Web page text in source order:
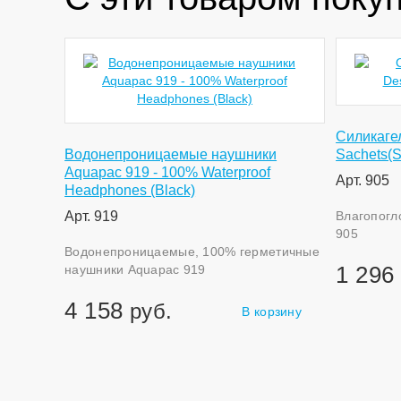
Водонепроницаемые наушники
Aquapac 919 - 100% Waterproof
Headphones (Black)
Арт. 919
Водонепроницаемые, 100% герметичные
наушники Aquapac 919
4 158 руб. В корзину
Арт. 905
905
1 296